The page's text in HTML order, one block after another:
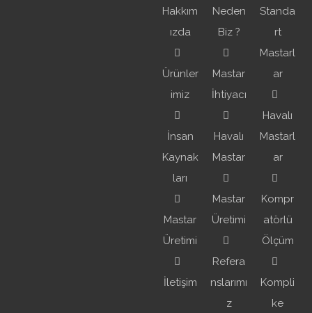
Hakkım
ızda
Ürünler
imiz
İnsan
Kaynak
ları
Mastar
Üretimi
İletişim
Neden
Biz ?
Mastar
İhtiyacı
Havalı
Mastar
Mastar
Üretimi
Refera
nslarımı
z
Standa
rt
Mastarl
ar
Havalı
Mastarl
ar
Kompr
atörlü
Ölçüm
Kompli
ke